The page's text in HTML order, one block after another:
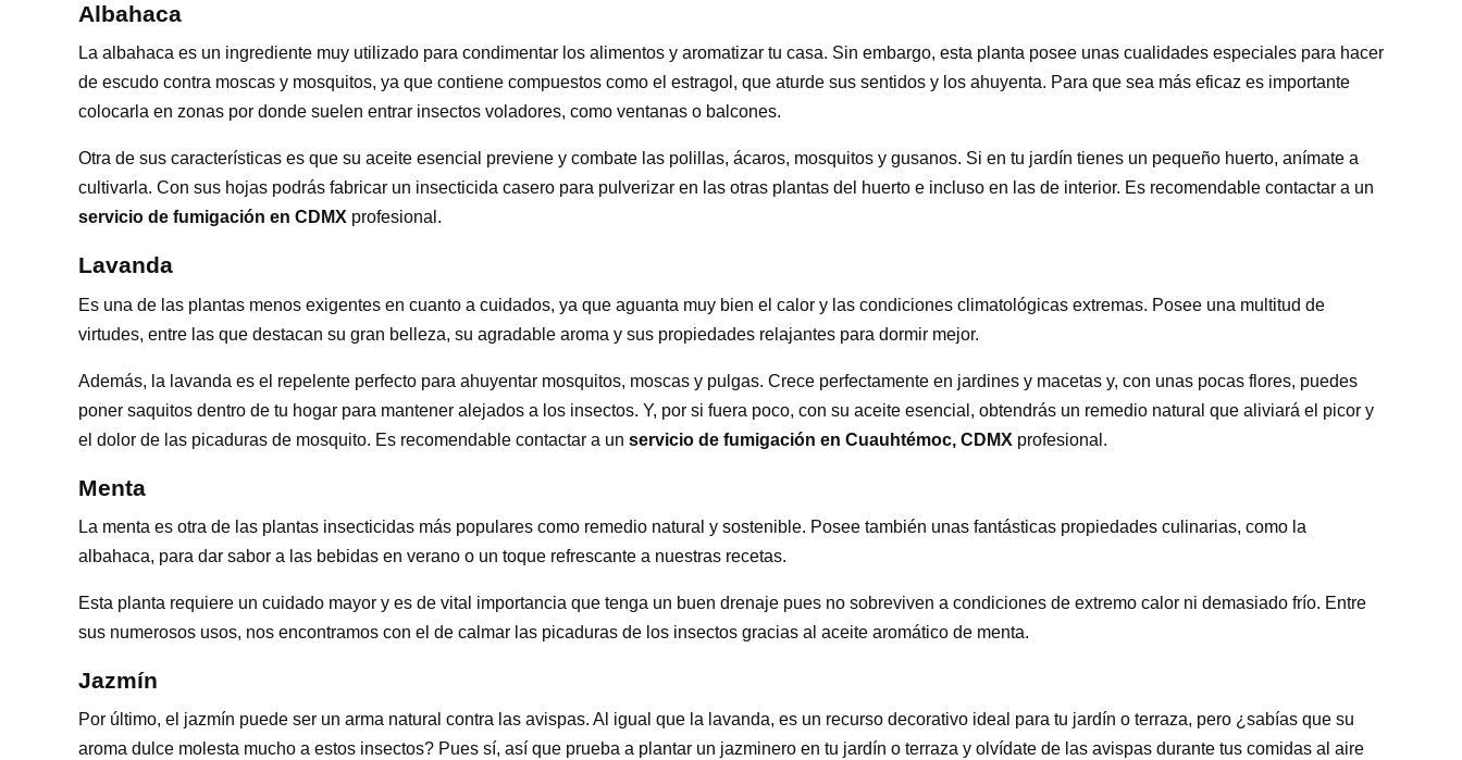
Albahaca
La albahaca es un ingrediente muy utilizado para condimentar los alimentos y aromatizar tu casa. Sin embargo, esta planta posee unas cualidades especiales para hacer
de escudo contra moscas y mosquitos, ya que contiene compuestos como el estragol, que aturde sus sentidos y los ahuyenta. Para que sea más eficaz es importante
colocarla en zonas por donde suelen entrar insectos voladores, como ventanas o balcones.
Otra de sus características es que su aceite esencial previene y combate las polillas, ácaros, mosquitos y gusanos. Si en tu jardín tienes un pequeño huerto, anímate a
cultivarla. Con sus hojas podrás fabricar un insecticida casero para pulverizar en las otras plantas del huerto e incluso en las de interior. Es recomendable contactar a un
servicio de fumigación en CDMX profesional.
Lavanda
Es una de las plantas menos exigentes en cuanto a cuidados, ya que aguanta muy bien el calor y las condiciones climatológicas extremas. Posee una multitud de
virtudes, entre las que destacan su gran belleza, su agradable aroma y sus propiedades relajantes para dormir mejor.
Además, la lavanda es el repelente perfecto para ahuyentar mosquitos, moscas y pulgas. Crece perfectamente en jardines y macetas y, con unas pocas flores, puedes
poner saquitos dentro de tu hogar para mantener alejados a los insectos. Y, por si fuera poco, con su aceite esencial, obtendrás un remedio natural que aliviará el picor y
el dolor de las picaduras de mosquito. Es recomendable contactar a un servicio de fumigación en Cuauhtémoc, CDMX profesional.
Menta
La menta es otra de las plantas insecticidas más populares como remedio natural y sostenible. Posee también unas fantásticas propiedades culinarias, como la
albahaca, para dar sabor a las bebidas en verano o un toque refrescante a nuestras recetas.
Esta planta requiere un cuidado mayor y es de vital importancia que tenga un buen drenaje pues no sobreviven a condiciones de extremo calor ni demasiado frío. Entre
sus numerosos usos, nos encontramos con el de calmar las picaduras de los insectos gracias al aceite aromático de menta.
Jazmín
Por último, el jazmín puede ser un arma natural contra las avispas. Al igual que la lavanda, es un recurso decorativo ideal para tu jardín o terraza, pero ¿sabías que su
aroma dulce molesta mucho a estos insectos? Pues sí, así que prueba a plantar un jazminero en tu jardín o terraza y olvídate de las avispas durante tus comidas al aire